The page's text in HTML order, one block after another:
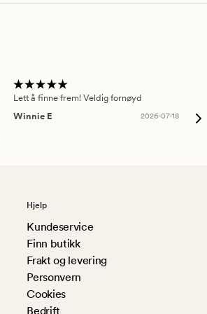
Lett å finne frem! Veldig fornøyd
Winnie E
2026-07-18
Hjelp
Kundeservice
Finn butikk
Frakt og levering
Personvern
Cookies
Bedrift